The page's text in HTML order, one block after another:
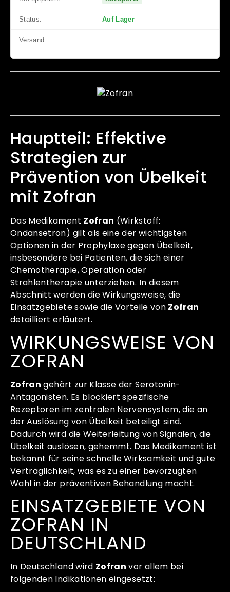
Status: Auf Lager
Versand:
Hauptteil: Effektive
Strategien zur
Prävention von Übelkeit
mit Zofran
Das Medikament Zofran (Wirkstoff:
Ondansetron) gilt als eine der wichtigsten
Optionen in der Prophylaxe gegen Übelkeit,
insbesondere bei Patienten, die sich einer
Chemotherapie, Operation oder
Strahlentherapie unterziehen. In diesem
Abschnitt werden die Wirkungsweise, die
Einsatzgebiete sowie die Vorteile von Zofran
detailliert erläutert.
WIRKUNGSWEISE VON
ZOFRAN
Zofran gehört zur Klasse der Serotonin-
Antagonisten. Es blockiert spezifische
Rezeptoren im zentralen Nervensystem, die an
der Auslösung von Übelkeit beteiligt sind.
Dadurch wird die Weiterleitung von Signalen, die
Übelkeit auslösen, gehemmt. Das Medikament ist
bekannt für seine schnelle Wirksamkeit und gute
Verträglichkeit, was es zu einer bevorzugten
Wahl in der präventiven Behandlung macht.
EINSATZGEBIETE VON
ZOFRAN IN
DEUTSCHLAND
In Deutschland wird Zofran vor allem bei
folgenden Indikationen eingesetzt: